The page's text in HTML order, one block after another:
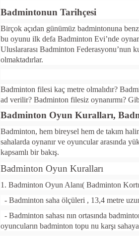
Badmintonun Tarihçesi
Birçok açıdan günümüz badmintonuna
bu oyunu ilk defa Badminton Evi’nde
Uluslararası Badminton Federasyonu’nun
olmaktadırlar.
Badminton filesi kaç metre olmalıdır?
ad verilir? Badminton filesiz oynanırmı?
Badminton Oyun Kuralları,
Badminton, hem bireysel hem de takım
sahalarda oynanır ve oyuncular arasında
kapsamlı bir bakış.
Badminton Oyun Kuralları
1. Badminton Oyun Alanı( Badminton
- Badminton saha ölçüleri , 13,4 metre
- Badminton sahası nın ortasında
oyuncuların badminton topu nu karşı